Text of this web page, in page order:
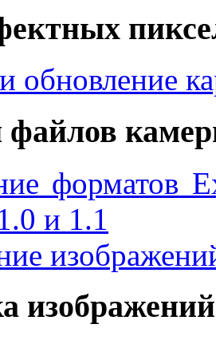
обновление
форматов
и 1.1